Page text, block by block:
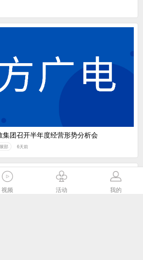
集团召开半年度经营形势分析会
部 6天前
视频 活动 我的